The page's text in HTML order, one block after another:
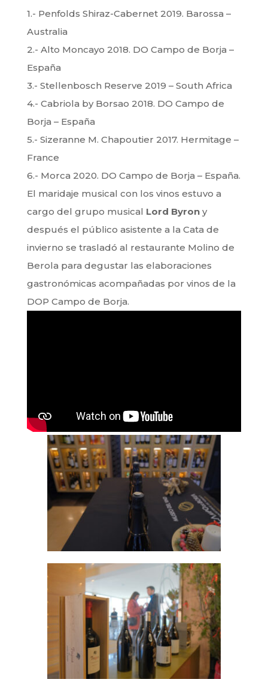
1.- Penfolds Shiraz-Cabernet 2019. Barossa –
Australia
2.- Alto Moncayo 2018. DO Campo de Borja –
España
3.- Stellenbosch Reserve 2019 – South Africa
4.- Cabriola by Borsao 2018. DO Campo de
Borja – España
5.- Sizeranne M. Chapoutier 2017. Hermitage –
France
6.- Morca 2020. DO Campo de Borja – España.
El maridaje musical con los vinos estuvo a
cargo del grupo musical Lord Byrony
después el público asistente a la Cata de
invierno se trasladó al restaurante Molino de
Berola para degustar las elaboraciones
gastronómicas acompañadas por vinos de la
DOP Campo de Borja.